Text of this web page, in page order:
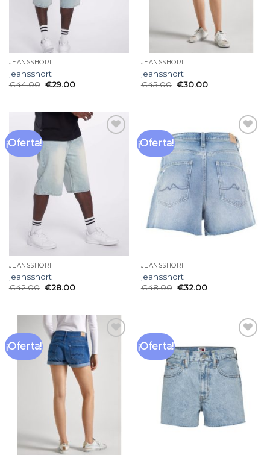
JEANSSHORT
jeansshort
€44.00 €29.00
JEANSSHORT
jeansshort
€45.00 €30.00
¡Oferta!
JEANSSHORT
jeansshort
€42.00 €28.00
¡Oferta!
Añadir
a la
lista
de
deseos
JEANSSHORT
jeansshort
€48.00 €32.00
¡Oferta! ¡Oferta!
Añadir
a la
lista
de
deseos